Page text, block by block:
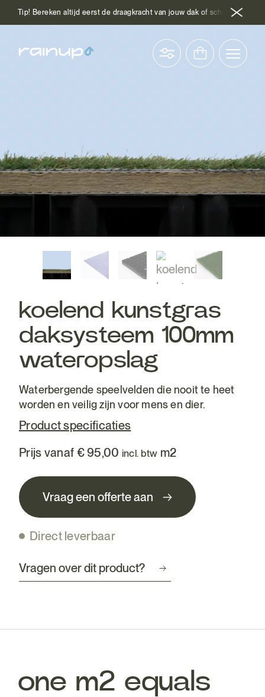
Tip! Bereken altijd eerst de draagkracht van jouw dak of schakel
koelend kunstgras
daksysteem 100mm
wateropslag
Prijs vanaf €95,00 incl. btw m2
Waterbergende speelvelden die nooit te heet
worden en veilig zijn voor mens en dier.
Product specificaties
Direct leverbaar
Vraag een offerte aan
Vragen over dit product?
one m2 equals